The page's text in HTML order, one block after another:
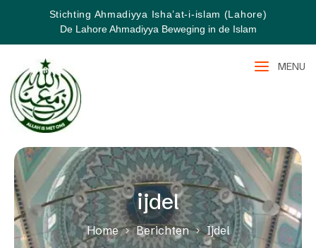
Stichting Ahmadiyya Isha’at-i-islam (Lahore)
De Lahore Ahmadiyya Beweging in de Islam
MENU
ijdel
Home Berichten Ijdel